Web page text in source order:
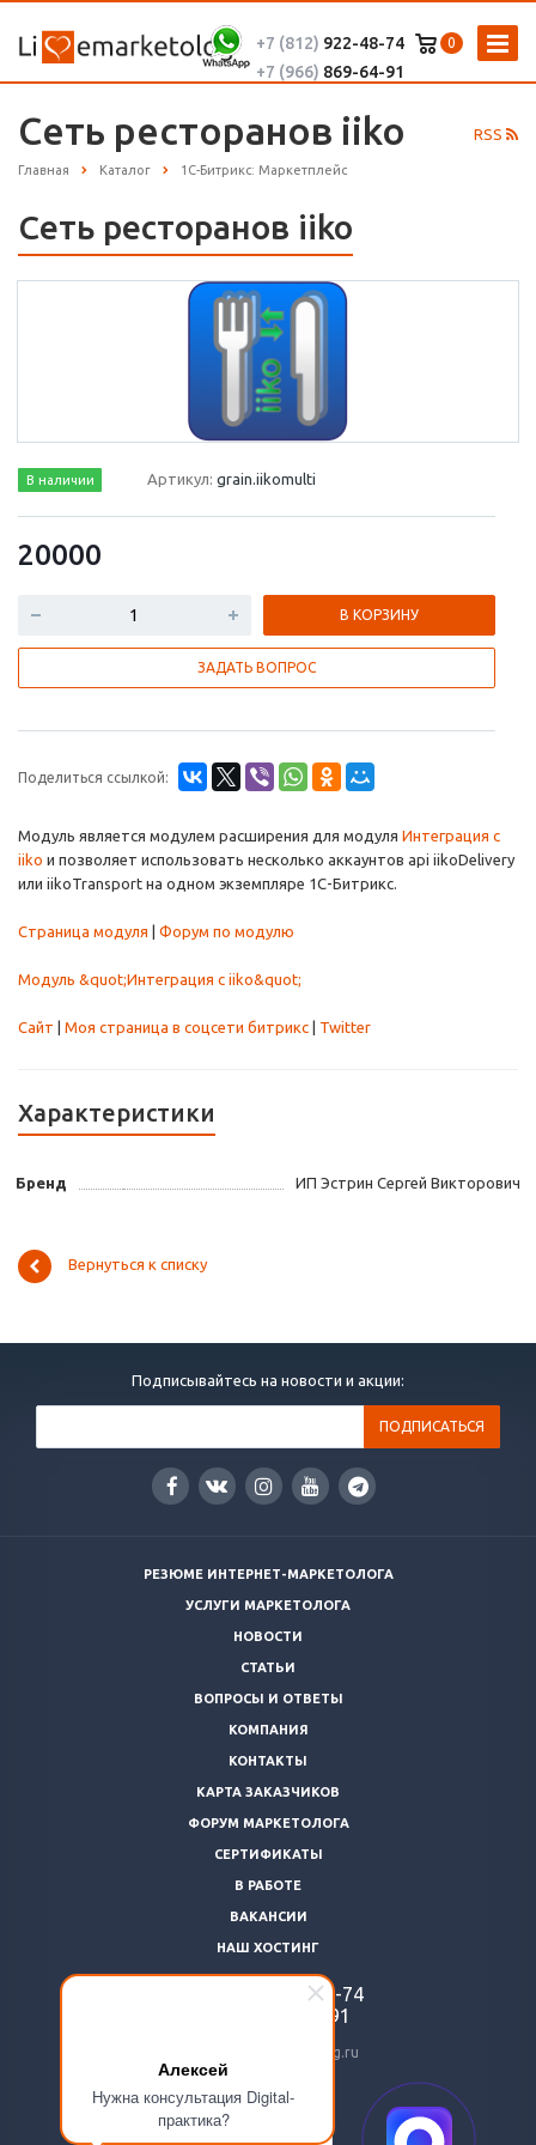
Алексей
Нужна консультация Digital-
практика?
0
+7 (812) 922-48-74
+7 (966) 869-64-91
RSS
Сеть ресторанов iiko
Главная Каталог 1С-Битрикс: Маркетплейс
Сеть ресторанов iiko
В наличии Артикул:grain.iikomulti
20000
В КОРЗИНУ
ЗАДАТЬ ВОПРОС
Поделиться ссылкой:
Модуль является модулем расширения для модуля Интеграция с
iiko и позволяет использовать несколько аккаунтов api iikoDelivery
или iikoTransport на одном экземпляре 1С-Битрикс.
Страница модуля Форум по модулю
Модуль &quot;Интеграция с iiko&quot;
Сайт Моя страница в соцсети битрикс Twitter
Характеристики
Бренд ИП Эстрин Сергей Викторович
Вернуться к списку
Подписывайтесь на новости и акции:
РЕЗЮМЕ ИНТЕРНЕТ-МАРКЕТОЛОГА
УСЛУГИ МАРКЕТОЛОГА
НОВОСТИ
СТАТЬИ
ВОПРОСЫ И ОТВЕТЫ
КОМПАНИЯ
КОНТАКТЫ
КАРТА ЗАКАЗЧИКОВ
ФОРУМ МАРКЕТОЛОГА
СЕРТИФИКАТЫ
В РАБОТЕ
ВАКАНСИИ
НАШ ХОСТИНГ
922-48-74
869-64-91
24@livemarketolog.ru